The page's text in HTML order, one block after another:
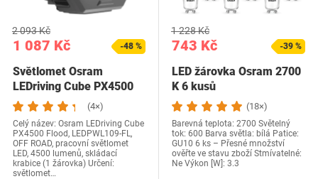
1 087 Kč
2 093 Kč
-48 %
Světlomet Osram
LEDriving Cube PX4500
(4×)
Celý název: Osram LEDriving Cube
PX4500 Flood, LEDPWL109-FL,
OFF ROAD, pracovní světlomet
LED, 4500 lumenů, skládací
krabice (1 žárovka) Určení:
světlomet…
743 Kč
1 228 Kč
-39 %
LED žárovka Osram 2700
K 6 kusů
(18×)
Barevná teplota: 2700 Světelný
tok: 600 Barva světla: bílá Patice:
GU10 6 ks – Přesné množství
ověřte ve stavu zboží Stmívatelné:
Ne Výkon [W]: 3.3